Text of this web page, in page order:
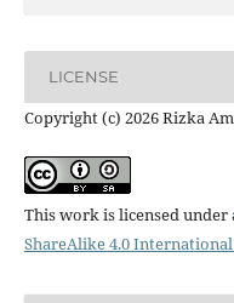
LICENSE
Copyright (c) 2026 Rizka
This work is licensed under
ShareAlike 4.0